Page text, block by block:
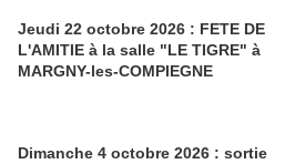
Jeudi 22 octobre 2026 : FETE DE
L'AMITIE à la salle "LE TIGRE" à
MARGNY-les-COMPIEGNE
Dimanche 4 octobre 2026 : sortie